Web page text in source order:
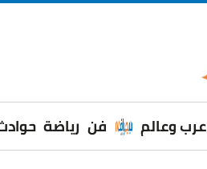
عرب وعالم فن رياضة